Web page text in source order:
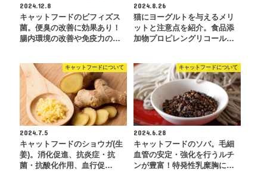
2024.12.8
キャットフードのビフィズス
菌。便臭の改善に効果あり！
腸内環境の改善や免疫力の…
2024.8.26
猫にヨーグルトを与えるメリ
ットと注意点を紹介。食品添
加物プロピレングリコール…
キャットフードについて
2024.7.5
キャットフードのショウガ(生
姜)。消化促進、抗炎症・抗
菌・抗酸化作用、血行促…
キャットフードについて
2024.6.28
キャットフードのソバ。毛細
血管の安定・強化を行うルチ
ンが豊富！特発性乳糜胸に…